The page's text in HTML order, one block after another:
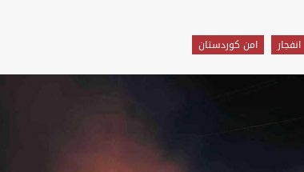
انفجار امن كوردستان